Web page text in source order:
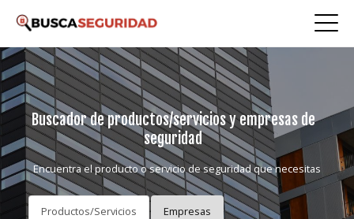
Buscador de productos/servicios y empresas de
seguridad
Encuentra el producto o servicio de seguridad que necesitas
Productos/Servicios Empresas